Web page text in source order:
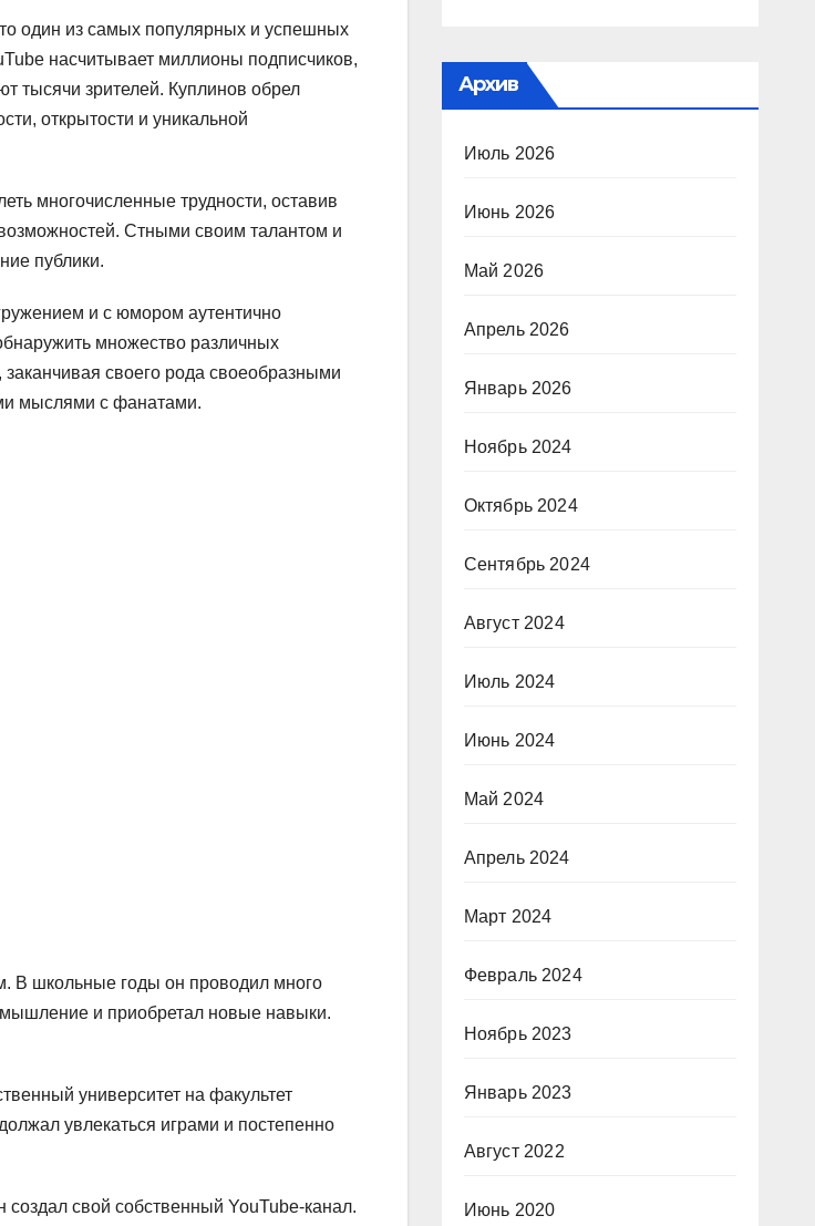
один из самых популярных и успешных
насчитывает миллионы подписчиков,
тысячи зрителей. Куплинов обрел
открытости и уникальной
многочисленные трудности, оставив
Стными своим талантом и
публики.
и с юмором аутентично
множество различных
своего рода своеобразными
мыслями с фанатами.
В школьные годы он проводил много
мышление и приобретал новые навыки.
университет на факультет
увлекаться играми и постепенно
создал свой собственный YouTube-канал.
Архив
Июль 2026
Июнь 2026
Май 2026
Апрель 2026
Январь 2026
Ноябрь 2024
Октябрь 2024
Сентябрь 2024
Август 2024
Июль 2024
Июнь 2024
Май 2024
Апрель 2024
Март 2024
Февраль 2024
Ноябрь 2023
Январь 2023
Август 2022
Июнь 2020